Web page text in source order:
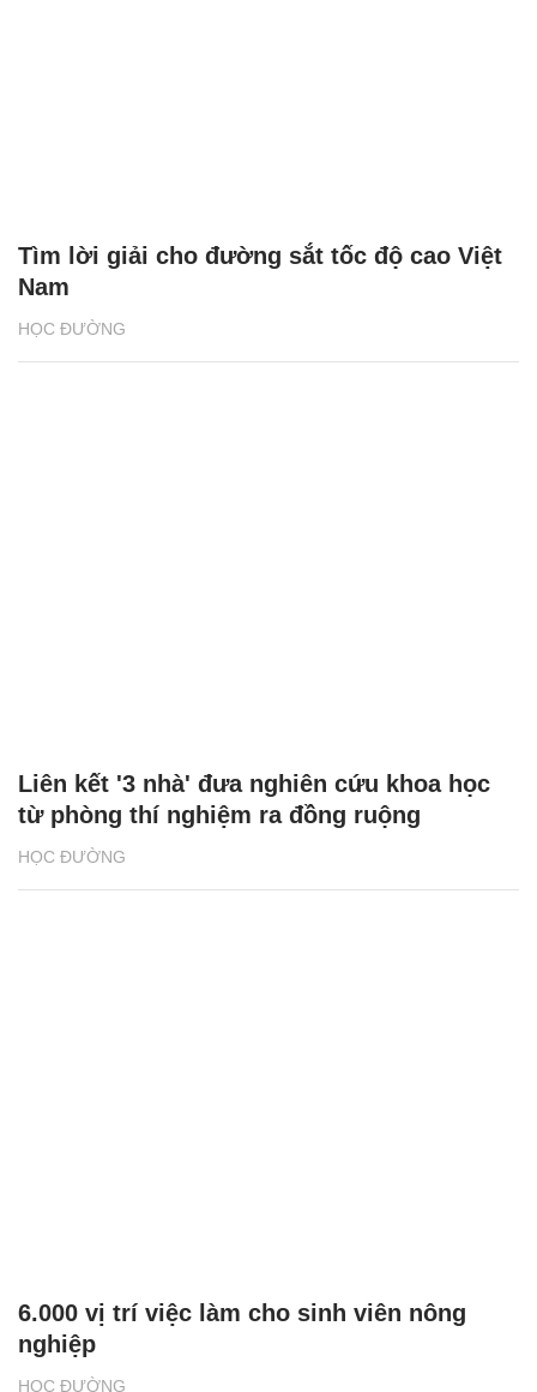
HỌC ĐƯỜNG
Tìm lời giải cho đường sắt tốc độ cao Việt
Nam
HỌC ĐƯỜNG
Liên kết '3 nhà' đưa nghiên cứu khoa học
từ phòng thí nghiệm ra đồng ruộng
HỌC ĐƯỜNG
6.000 vị trí việc làm cho sinh viên nông
nghiệp